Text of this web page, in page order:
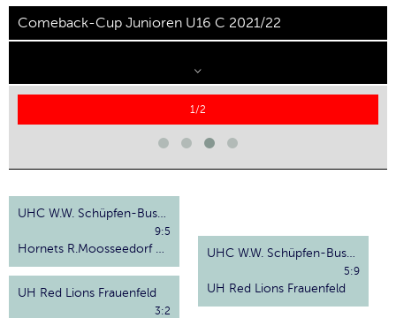
Comeback-Cup Junioren U16 C 2021/22
1/2
UHC W.W. Schüpfen-Busswil
Hornets R.Moosseedorf Worblental
9:5
UH Red Lions Frauenfeld
3:2
UHC W.W. Schüpfen-Busswil
UH Red Lions Frauenfeld
5:9